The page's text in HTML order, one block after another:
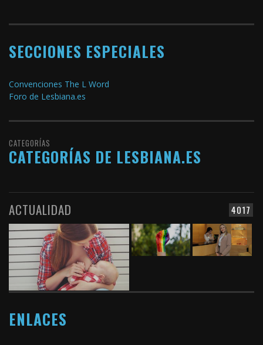
SECCIONES ESPECIALES
Convenciones The L Word
Foro de Lesbiana.es
CATEGORÍAS
CATEGORÍAS DE LESBIANA.ES
4017
ACTUALIDAD
ENLACES